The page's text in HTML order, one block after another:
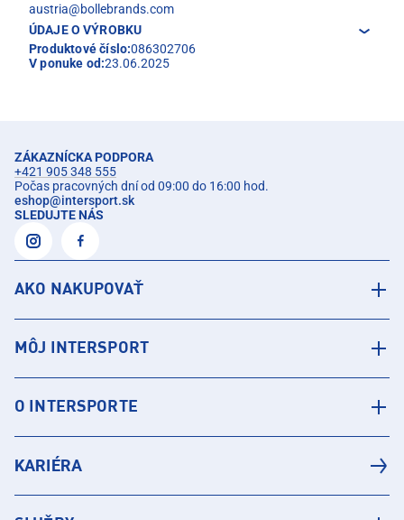
austria@bollebrands.com
ÚDAJE O VÝROBKU
Produktové číslo:086302706
V ponuke od:23.06.2025
ZÁKAZNÍCKA PODPORA
+421 905 348 555
Počas pracovných dní od 09:00 do 16:00 hod.
eshop@intersport.sk
SLEDUJTE NÁS
AKO NAKUPOVAŤ
MÔJ INTERSPORT
O INTERSPORTE
KARIÉRA